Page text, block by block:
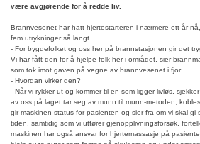
være avgjørende for å redde liv.
Brannvesenet har hatt hjertestarteren i nærmere ett år
fem utrykninger så langt.
- For bygdefolket og oss her på brannstasjonen gir det
Vi har fått den for å hjelpe folk her i området, sier
som tok imot gaven på vegne av brannvesenet i fjor.
- Hvordan virker den?
- Når vi rykker ut og kommer til en som ligger livløs,
av oss på laget tar seg av munn til munn-metoden,
gir maskinen status for pasienten og sier fra om vi skal gi
tiden, samtidig som vi utfører gjenopplivningsforsøk,
maskinen har også ansvar for hjertemassasje på